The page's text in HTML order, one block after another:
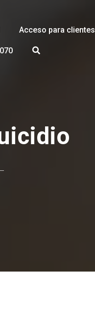
Acceso para clientes